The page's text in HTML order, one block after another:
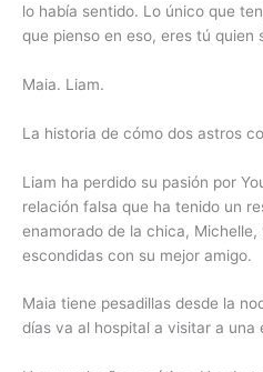
lo había sentido. Lo único que
que pienso en eso, eres tú quien
Maia. Liam.
La historia de cómo dos astros
Liam ha perdido su pasión por
relación falsa que ha tenido un
enamorado de la chica, Michelle,
escondidas con su mejor amigo.
Maia tiene pesadillas desde la
días va al hospital a visitar a una